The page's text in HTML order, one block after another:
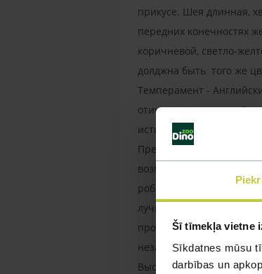
Šī tīmekļa vietne
Sīkdatnes mūsu
darbības un
прикусе. Шея длинная,
передних конечностях
коричневой, светло-
долджна быть того же
Темперамент -
отичным спутником.
истинного
Представители этой
возможную
робко и
лучшими компаньонами,
проявляется уже в
независимые собаки не
Высота – кобели - 55-62